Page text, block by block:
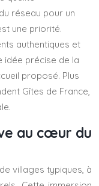
réseau pour un
une priorité.
authentiques et
idée précise de la
proposé. Plus
Gîtes de France,
au cœur du
villages typiques, à